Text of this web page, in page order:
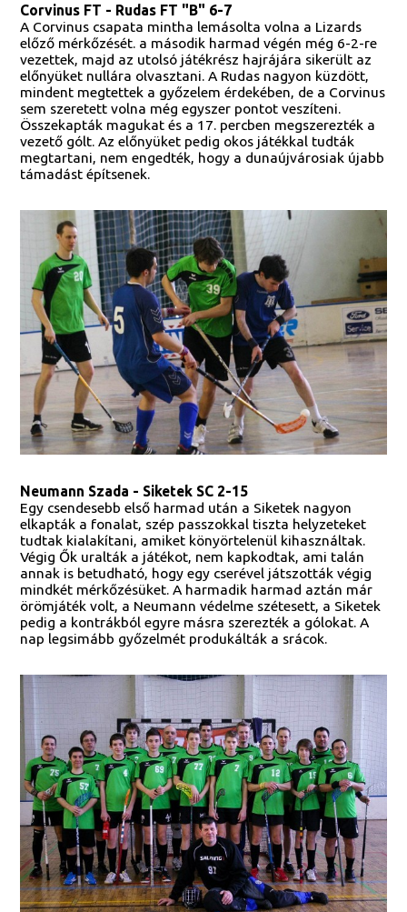
Corvinus FT - Rudas FT "B" 6-7
A Corvinus csapata mintha lemásolta volna a Lizards
előző mérkőzését. a második harmad végén még 6-2-re
vezettek, majd az utolsó játékrész hajrájára sikerült az
előnyüket nullára olvasztani. A Rudas nagyon küzdött,
mindent megtettek a győzelem érdekében, de a Corvinus
sem szeretett volna még egyszer pontot veszíteni.
Összekapták magukat és a 17. percben megszerezték a
vezető gólt. Az előnyüket pedig okos játékkal tudták
megtartani, nem engedték, hogy a dunaújvárosiak újabb
támadást építsenek.
Neumann Szada - Siketek SC 2-15
Egy csendesebb első harmad után a Siketek nagyon
elkapták a fonalat, szép passzokkal tiszta helyzeteket
tudtak kialakítani, amiket könyörtelenül kihasználtak.
Végig Ők uralták a játékot, nem kapkodtak, ami talán
annak is betudható, hogy egy cserével játszották végig
mindkét mérkőzésüket. A harmadik harmad aztán már
örömjáték volt, a Neumann védelme szétesett, a Siketek
pedig a kontrákból egyre másra szerezték a gólokat. A
nap legsimább győzelmét produkálták a srácok.